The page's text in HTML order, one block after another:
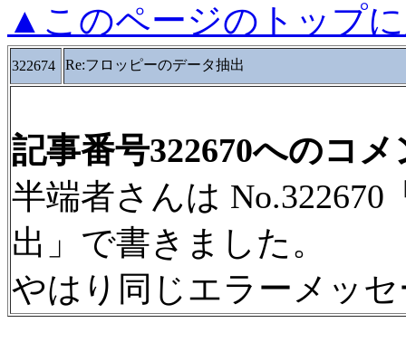
▲このページのトップ
322674 Re:フロッピーのデータ抽出
記事番号322670へのコメ
半端者さんは
出」で書きました。
やはり同じエラーメッ